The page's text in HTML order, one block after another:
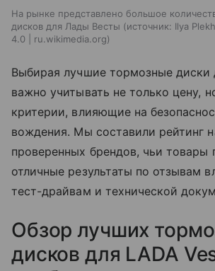
На рынке представлено большое
дисков для Лады Весты
источник: Ilya
4.0 | ru.wikimedia.org
Выбирая лучшие тормозные диски
важно учитывать не только цену,
критерии, влияющие на
вождения. Мы составили рейтинг
проверенных брендов, чьи товары
отличные результаты по отзывам
тест-драйвам и технической
Обзор лучших
дисков для LADA